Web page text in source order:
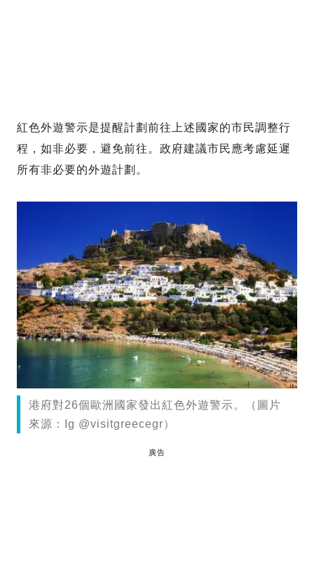
紅色外遊警示是提醒計劃前往上述國家的市民調整行
程，如非必要，避免前往。政府建議市民應考慮延遲
所有非必要的外遊計劃。
港府對26個歐洲國家發出紅色外遊警示。（圖片
來源：Ig @visitgreecegr）
廣告